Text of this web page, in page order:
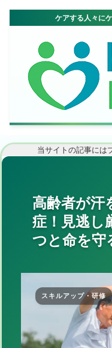
当サイトの記事には
高齢者が汗
症！見逃し
つと命を守
スキルアップ・研修